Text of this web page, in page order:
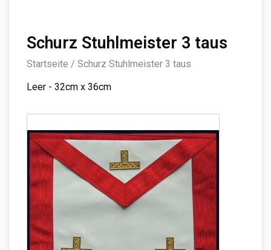
Schurz Stuhlmeister 3 taus
Startseite / Schurz Stuhlmeister 3 taus
Leer - 32cm x 36cm